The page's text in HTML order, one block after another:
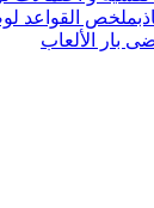
دليل